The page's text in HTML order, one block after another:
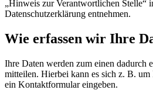
„Hinweis zur Verantwortlichen Stelle“
Datenschutzerklärung entnehmen.
Wie erfassen wir Ihre
Ihre Daten werden zum einen dadurch
mitteilen. Hierbei kann es sich z. B. um
ein Kontaktformular eingeben.